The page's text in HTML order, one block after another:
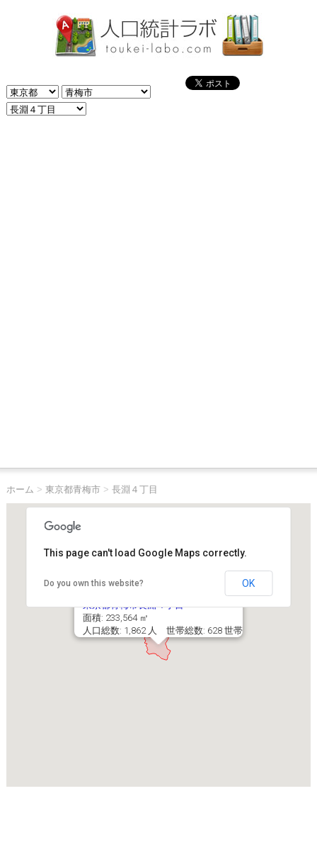
ホーム > 東京都青梅市> 長淵４丁目
東京都青梅市長淵４丁目
面積: 233,564 ㎡
人口総数: 1,862 人 世帯総数: 628 世帯
This page can't load Google Maps correctly.
Do you own this website? OK